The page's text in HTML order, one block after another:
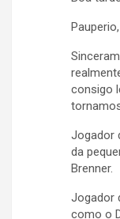
consigo
Jogador
da
Brenner.
Jogador
como o